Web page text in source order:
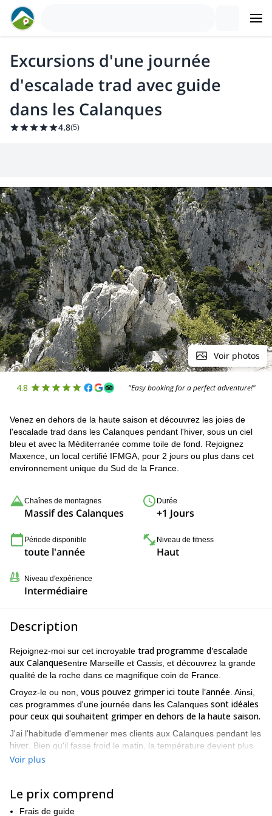
Excursions d'une journée
d'escalade trad avec guide
dans les Calanques
4.8(5)
Voir photos
4.8 "Easy booking for a perfect adventure!"
Venez en dehors de la haute saison et découvrez les joies de
l'escalade trad dans les Calanques pendant l'hiver, sous un ciel
bleu et avec la Méditerranée comme toile de fond. Rejoignez
Maxence, un local certifié IFMGA, pour 2 jours ou plus dans cet
environnement unique du Sud de la France.
Chaînes de montagnes
Massif des Calanques
Durée
+1 Jours
Période disponible
toute l'année
Niveau de fitness
Haut
Niveau d'expérience
Intermédiaire
Description
Rejoignez-moi sur cet incroyable trad programme d'escalade
aux Calanquesentre Marseille et Cassis, et découvrez la grande
qualité de la roche dans ce magnifique coin de France.
Croyez-le ou non, vous pouvez grimper ici toute l'année . Ainsi,
ces programmes d'une journée dans les Calanques sont idéales
pour ceux qui souhaitent grimper en dehors de la haute saison.
J'ai l'habitude d'emmener mes clients aux Calanques pendant les
hiver . Bien qu'il fasse froid le matin, la température devient plus
confortable au cours de la journée. Nous pourrons grimper sous
magnifique.
Les Calanques offrent une grande variété de rochers et de voies
Voir plus
Le prix comprend
Frais de guide